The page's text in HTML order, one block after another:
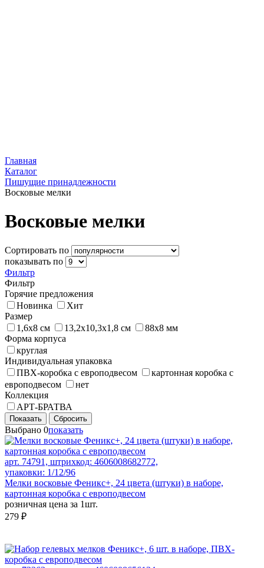
Главная
Каталог
Пишущие принадлежности
Восковые мелки
Восковые мелки
Сортировать по
показывать по
Фильтр
Фильтр
Горячие предложения
Новинка
Хит
Размер
1,6х8 см
13,2х10,3х1,8 см
88х8 мм
Форма корпуса
круглая
Индивидуальная упаковка
ПВХ-коробка с европодвесом
картонная коробка с
европодвесом
нет
Коллекция
АРТ-БРАТВА
Показать Сбросить
Выбрано 0показать
арт. 74791, штрихкод: 4606008682772,
упаковки: 1/12/96
Мелки восковые Феникс+, 24 цвета (штуки) в наборе,
картонная коробка с европодвесом
розничная цена за 1шт.
279 ₽